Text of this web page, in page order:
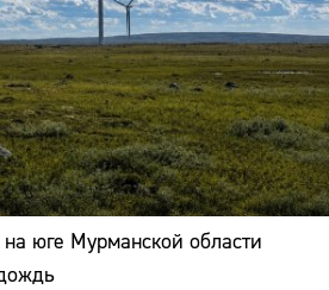
юге Мурманской области